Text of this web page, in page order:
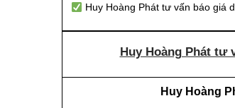
Huy Hoàng Phát tư vấn báo giá
Huy Hoàng Phát tư
Huy Hoàng